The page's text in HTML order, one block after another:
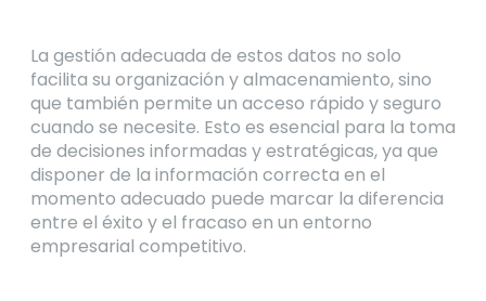
La gestión adecuada de estos datos no solo
facilita su organización y almacenamiento, sino
que también permite un acceso rápido y seguro
cuando se necesite. Esto es esencial para la toma
de decisiones informadas y estratégicas, ya que
disponer de la información correcta en el
momento adecuado puede marcar la diferencia
entre el éxito y el fracaso en un entorno
empresarial competitivo.